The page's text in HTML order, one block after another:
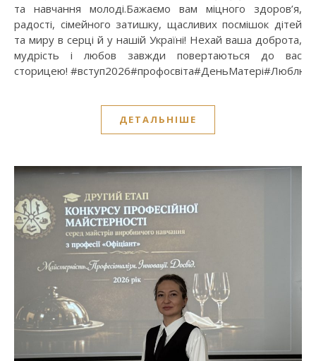
та навчання молоді.Бажаємо вам міцного здоров’я,
радості, сімейного затишку, щасливих посмішок дітей
та миру в серці й у нашій Україні! Нехай ваша доброта,
мудрість і любов завжди повертаються до вас
сторицею!
ДЕТАЛЬНІШЕ